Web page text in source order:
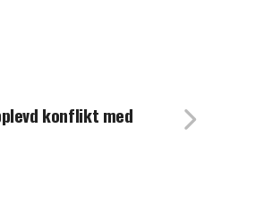
konflikt med